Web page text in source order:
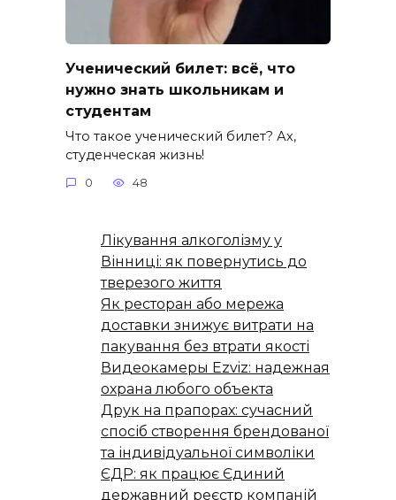
Ученический билет: всё, что
нужно знать школьникам и
студентам
Что такое ученический билет? Ах,
студенческая жизнь!
0 48
Лікування алкоголізму у
Вінниці: як повернутись до
тверезого життя
Як ресторан або мережа
доставки знижує витрати на
пакування без втрати якості
Видеокамеры Ezviz: надежная
охрана любого объекта
Друк на прапорах: сучасний
спосіб створення брендованої
та індивідуальної символіки
ЄДР: як працює Єдиний
державний реєстр компаній